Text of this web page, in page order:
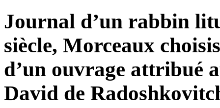
Journal d’un rabbin
siècle, Morceaux
d’un ouvrage attribué
David de